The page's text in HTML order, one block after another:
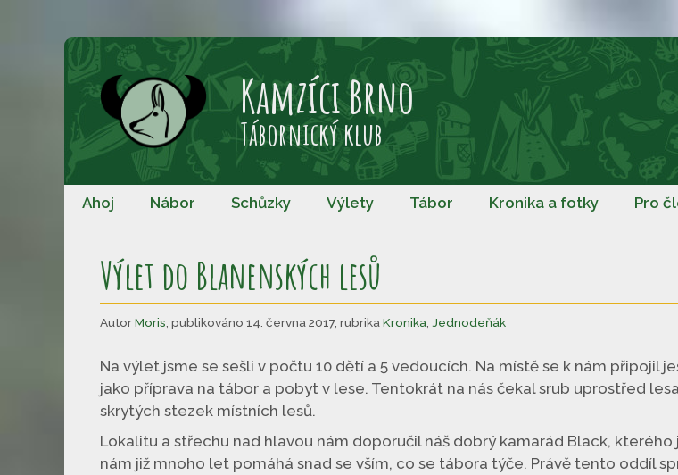
Přeskočit
Kamzíci Brno
Tábornický klub
Ahoj Nábor Schůzky Výlety Tábor Kronika a fotky Pro
Výlet do Blanenských lesů
AutorMoris publikováno 14. června 2017, rubrika Kronika Jednodeňák
Na výlet jsme se sešli v počtu 10 dětí a 5 vedoucích. Na místě se k nám připojil
jako příprava na tábor a pobyt v lese. Tentokrát na nás čekal srub uprostřed
skrytých stezek místních lesů.
Lokalitu a střechu nad hlavou nám doporučil náš dobrý kamarád Black,
nám již mnoho let pomáhá snad se vším, co se tábora týče. Právě tento oddíl